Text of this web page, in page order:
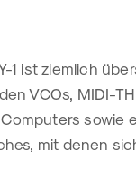
ist ziemlich
VCOs, MIDI-
sowie
mit denen